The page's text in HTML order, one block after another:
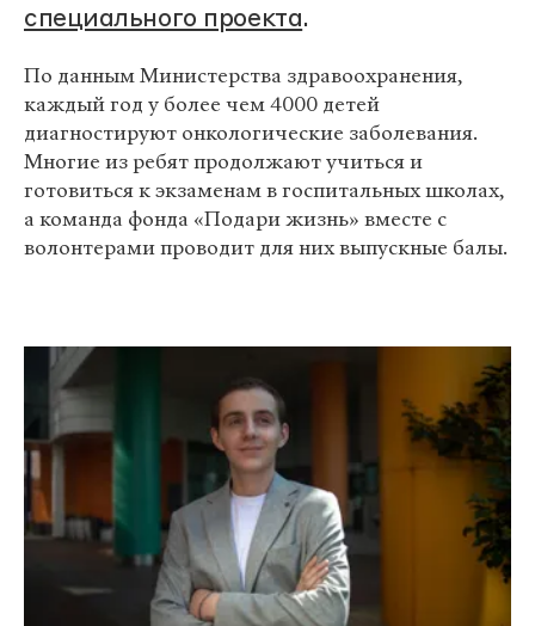
специального проекта.
По данным Министерства здравоохранения,
каждый год у более чем 4000 детей
диагностируют онкологические заболевания.
Многие из ребят продолжают учиться и
готовиться к экзаменам в госпитальных школах,
а команда фонда «‎Подари жизнь»‎ вместе с
волонтерами проводит для них выпускные балы.